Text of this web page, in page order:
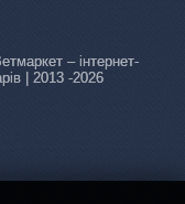
– інтернет-
| 2013 -2026